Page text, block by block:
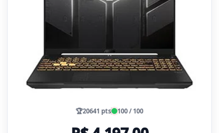
🏆20641 pts 100 / 100